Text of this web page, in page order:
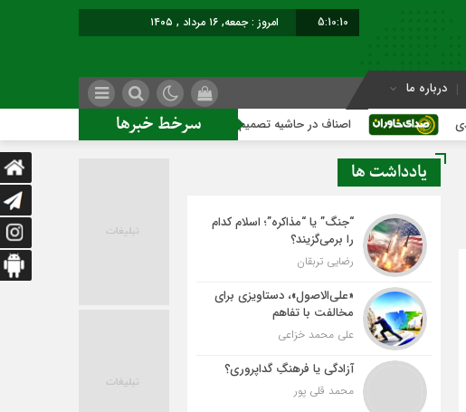
5:10:11 امروز : جمعه, ۱۶ مرداد , ۱۴۰۵
درباره ما
سرخط خبرهااصناف در حاشیه تصمیم‌سازی؛ شهر بدون بازار به کجا می‌رسد؟
یادداشت ها
“جنگ” یا “مذاکره”؛ اسلام کدام
را برمی‌گزیند؟
رضایی تربقان
«علی‌الاصول»، دستاویزی برای
مخالفت با تفاهم
علی محمد خزاعی
آزادگی یا فرهنگِ گداپروری؟
محمد قلی پور